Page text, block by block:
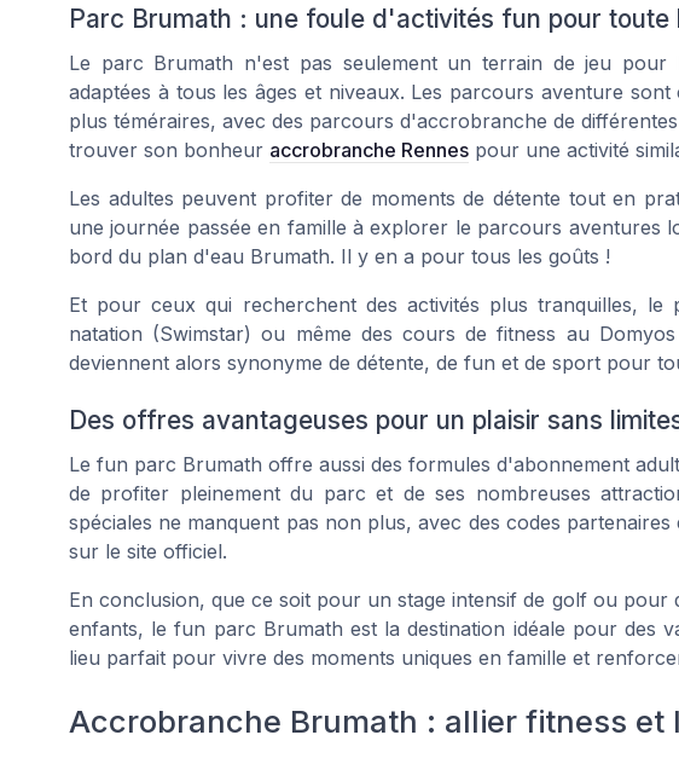
Parc Brumath : une foule d'activités fun pour toute
Le parc Brumath n'est pas seulement un terrain de jeu
adaptées à tous les âges et niveaux. Les parcours aventure
plus téméraires, avec des parcours d'accrobranche de
trouver son bonheur accrobranche Rennes pour une activité
Les adultes peuvent profiter de moments de détente tout en
une journée passée en famille à explorer le parcours aventures
bord du plan d'eau Brumath. Il y en a pour tous les goûts !
Et pour ceux qui recherchent des activités plus tranquilles, le
natation (Swimstar) ou même des cours de fitness au
deviennent alors synonyme de détente, de fun et de sport pour
Des offres avantageuses pour un plaisir sans
Le fun parc Brumath offre aussi des formules d'abonnement
de profiter pleinement du parc et de ses nombreuses
spéciales ne manquent pas non plus, avec des codes
sur le site officiel.
En conclusion, que ce soit pour un stage intensif de golf ou pour
enfants, le fun parc Brumath est la destination idéale pour des
lieu parfait pour vivre des moments uniques en famille et
Accrobranche Brumath : allier fitness et